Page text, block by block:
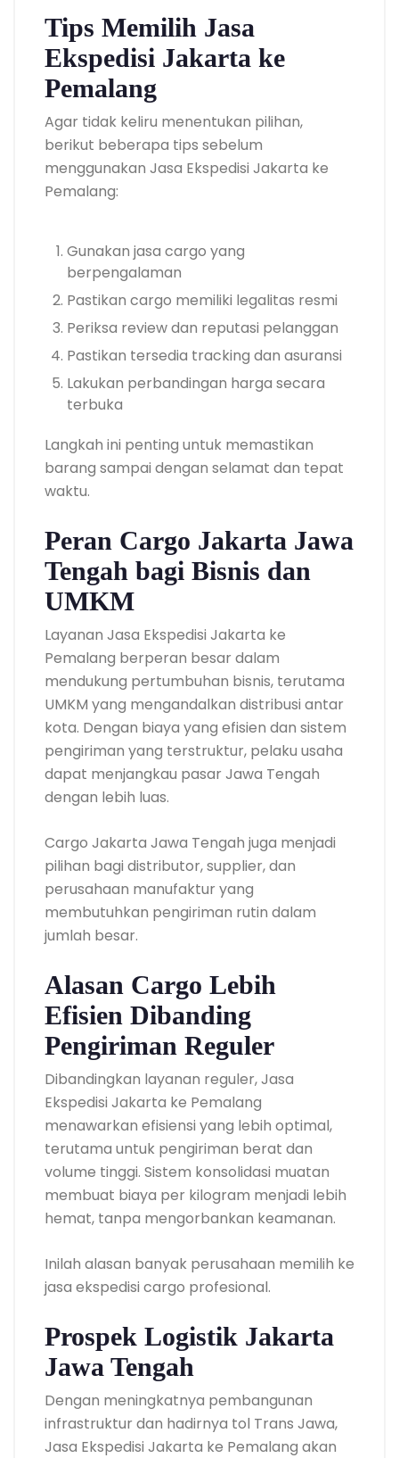
Tips Memilih Jasa
Ekspedisi Jakarta ke
Pemalang
Agar tidak keliru menentukan pilihan,
berikut beberapa tips sebelum
menggunakan Jasa Ekspedisi Jakarta ke
Pemalang:
Gunakan jasa cargo yang
berpengalaman
Pastikan cargo memiliki legalitas resmi
Periksa review dan reputasi pelanggan
Pastikan tersedia tracking dan asuransi
Lakukan perbandingan harga secara
terbuka
Langkah ini penting untuk memastikan
barang sampai dengan selamat dan tepat
waktu.
Peran Cargo Jakarta Jawa
Tengah bagi Bisnis dan
UMKM
Layanan Jasa Ekspedisi Jakarta ke
Pemalang berperan besar dalam
mendukung pertumbuhan bisnis, terutama
UMKM yang mengandalkan distribusi antar
kota. Dengan biaya yang efisien dan sistem
pengiriman yang terstruktur, pelaku usaha
dapat menjangkau pasar Jawa Tengah
dengan lebih luas.
Cargo Jakarta Jawa Tengah juga menjadi
pilihan bagi distributor, supplier, dan
perusahaan manufaktur yang
membutuhkan pengiriman rutin dalam
jumlah besar.
Alasan Cargo Lebih
Efisien Dibanding
Pengiriman Reguler
Dibandingkan layanan reguler, Jasa
Ekspedisi Jakarta ke Pemalang
menawarkan efisiensi yang lebih optimal,
terutama untuk pengiriman berat dan
volume tinggi. Sistem konsolidasi muatan
membuat biaya per kilogram menjadi lebih
hemat, tanpa mengorbankan keamanan.
Inilah alasan banyak perusahaan memilih ke
jasa ekspedisi cargo profesional.
Prospek Logistik Jakarta
Jawa Tengah
Dengan meningkatnya pembangunan
infrastruktur dan hadirnya tol Trans Jawa,
Jasa Ekspedisi Jakarta ke Pemalang akan